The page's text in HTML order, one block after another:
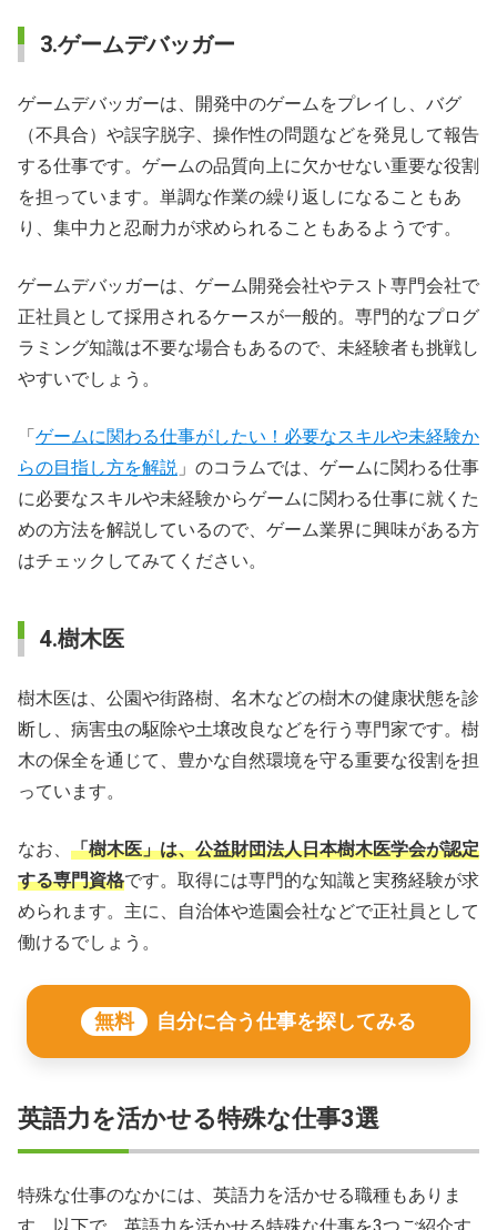
3.ゲームデバッガー
ゲームデバッガーは、開発中のゲームをプレイし、バグ
（不具合）や誤字脱字、操作性の問題などを発見して報告
する仕事です。ゲームの品質向上に欠かせない重要な役割
を担っています。単調な作業の繰り返しになることもあ
り、集中力と忍耐力が求められることもあるようです。
ゲームデバッガーは、ゲーム開発会社やテスト専門会社で
正社員として採用されるケースが一般的。専門的なプログ
ラミング知識は不要な場合もあるので、未経験者も挑戦し
やすいでしょう。
「 ゲームに関わる仕事がしたい！必要なスキルや未経験か
らの目指し方を解説 」のコラムでは、ゲームに関わる仕事
に必要なスキルや未経験からゲームに関わる仕事に就くた
めの方法を解説しているので、ゲーム業界に興味がある方
はチェックしてみてください。
4.樹木医
樹木医は、公園や街路樹、名木などの樹木の健康状態を診
断し、病害虫の駆除や土壌改良などを行う専門家です。樹
木の保全を通じて、豊かな自然環境を守る重要な役割を担
っています。
なお、 「樹木医」は、公益財団法人日本樹木医学会が認定
する専門資格です。取得には専門的な知識と実務経験が求
められます。主に、自治体や造園会社などで正社員として
働けるでしょう。
無料 自分に合う仕事を探してみる
英語力を活かせる特殊な仕事3選
特殊な仕事のなかには、英語力を活かせる職種もありま